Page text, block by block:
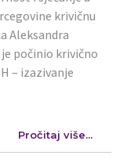
krivičnu
Aleksandra
počinio krivično
– izazivanje
Pročitaj više...